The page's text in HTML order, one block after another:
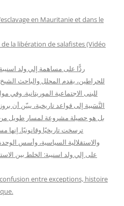
en Mauritanie et dans le
la libération de salafistes (Vidéo
ردًّا على مساهمة إلي ولد
للحراطين، يقدم المحلل والباحث
للبنى الاجتماعية الموريتانية. وفي
النَّسَبية إلى قواعد تاريخية، يبيّن أن
بل هو حصيلة مشروعة لمسار طويل من
ترسخت تاريخيًا وقانونيًا. إنها
والاستقلالية السياسية، وأسس
على إلي ولد اسنيبة: الخلط بين
entre exceptions, histoire